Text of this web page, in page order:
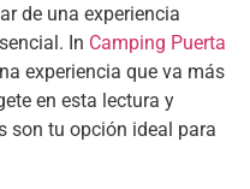
de una experiencia
. In Camping Puerta
experiencia que va más
en esta lectura y
son tu opción ideal para